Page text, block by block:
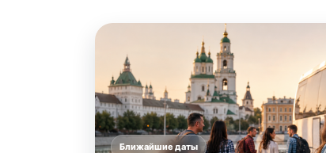
Ближайшие даты